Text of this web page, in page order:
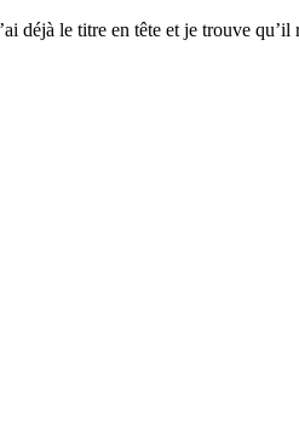
déjà le titre en tête et je trouve